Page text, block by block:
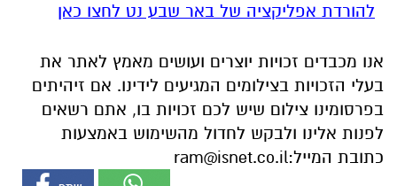
להורדת אפליקציה של באר שבע נט לחצו כאן
אנו מכבדים זכויות יוצרים ועושים מאמץ לאתר את
בעלי הזכויות בצילומים המגיעים לידינו. אם זיהיתים
בפרסומינו צילום שיש לכם זכויות בו, אתם רשאים
לפנות אלינו ולבקש לחדול מהשימוש באמצעות
כתובת המייל:ram@isnet.co.il